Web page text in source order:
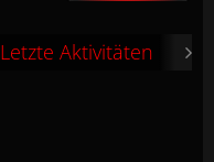
Letzte Aktivitäten